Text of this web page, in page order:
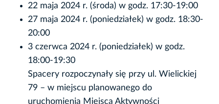
22 maja 2024 r. (środa) w godz. 17:30-19:00
27 maja 2024 r. (poniedziałek) w godz. 18:30-
20:00
3 czerwca 2024 r. (poniedziałek) w godz.
18:00-19:30
Spacery rozpoczynały się przy ul. Wielickiej
79 – w miejscu planowanego do
uruchomienia Miejsca Aktywności